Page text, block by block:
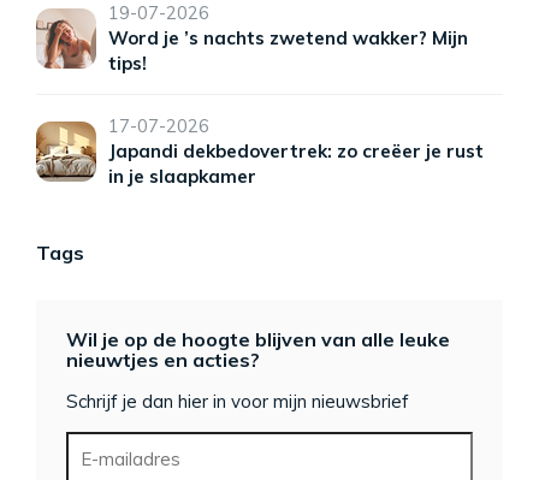
19-07-2026
Word je ’s nachts zwetend wakker? Mijn
tips!
17-07-2026
Japandi dekbedovertrek: zo creëer je rust
in je slaapkamer
Tags
Wil je op de hoogte blijven van alle leuke
nieuwtjes en acties?
Schrijf je dan hier in voor mijn nieuwsbrief